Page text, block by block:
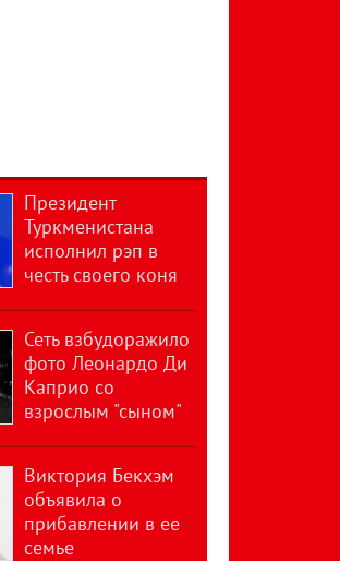
Президент
Туркменистана
исполнил рэп в
честь своего коня
Сеть взбудоражило
фото Леонардо Ди
Каприо со
взрослым "сыном"
Виктория Бекхэм
объявила о
прибавлении в ее
семье